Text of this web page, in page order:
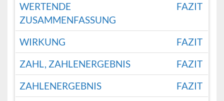
WERTENDE
ZUSAMMENFASSUNG
FAZIT
WIRKUNG
FAZIT
ZAHL, ZAHLENERGEBNIS
FAZIT
ZAHLENERGEBNIS
FAZIT